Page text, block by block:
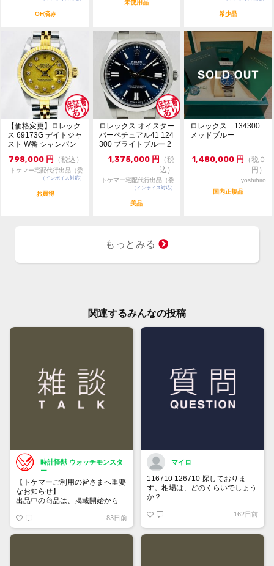
致します。
・価格交渉時は必ず希望金額をご提示ください。
・専用出品、取置は出来かねます。先着順にて承りま
・委託商品の為、お問合せ等は依頼者様に確認後にご返
答致します。
・ベルトの駒調整や交換は承っておりません。メーカー
等にご依頼ください。
OH済み
未使用品
希少品
【価格変更】ロレック
ス 69173G デイトジャ
スト W番 シャンパン
798,000 円 （税込）
トケマー宅配代行出品（委
託販売）
（インボイス対応）
お買得
ロレックス オイスター
パーペチュアル41 124
300 ブライトブルー 2
1,375,000 円 （税
込）
トケマー宅配代行出品（委
託販売）
（インボイス対応）
美品
ロレックス 134300
メッドブルー
1,480,000 円 （税０
円）
yoshihiro
国内正規品
もっとみる
関連するみんなの投稿
時計怪獣 ウォッチモンスタ
ー
【トケマーご利用の皆さまへ重要
なお知らせ】
出品中の商品は、掲載開始から
「下書き」へ戻ります。
トップページでお気に入り登録が
できるようになりました。
83日前
マイロ
116710 126710 探しておりま
す。相場は、どのくらいでしょう
か？
162日前